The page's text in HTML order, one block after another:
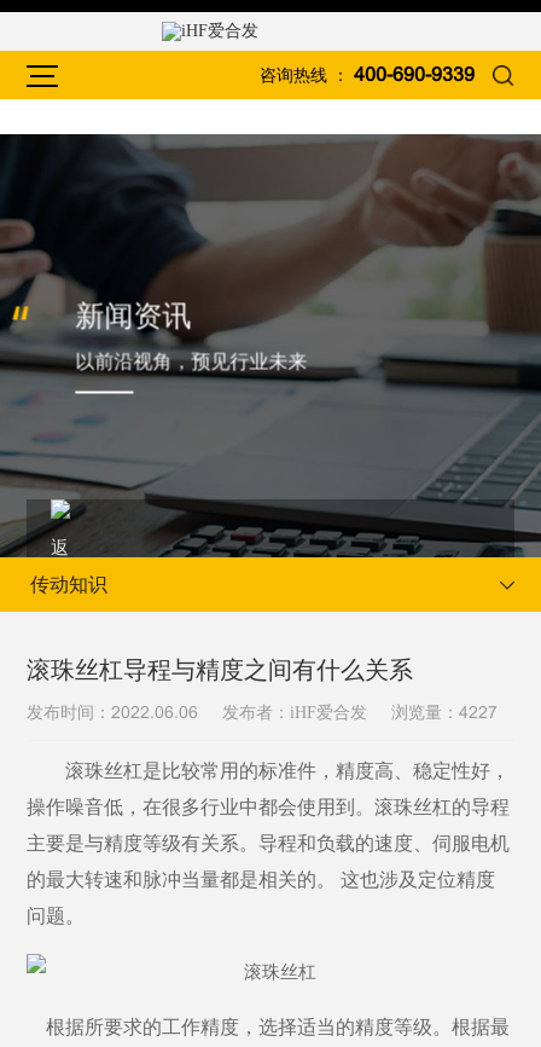
咨询热线 ： 400-690-9339
新闻资讯
以前沿视角，预见行业未来
当前位置：首页 新闻资讯 传动知识
传动知识
滚珠丝杠导程与精度之间有什么关系
发布时间：2022.06.06 发布者：iHF爱合发 浏览量：4227
滚珠丝杠是比较常用的标准件，精度高、稳定性好，
操作噪音低，在很多行业中都会使用到。滚珠丝杠的导程
主要是与精度等级有关系。导程和负载的速度、伺服电机
的最大转速和脉冲当量都是相关的。
这也涉及定位精度
问题。
根据所要求的工作精度，选择适当的精度等级。根据最